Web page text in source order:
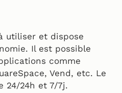
utiliser et dispose
Il est possible
comme
Vend, etc. Le
24/24h et 7/7j.